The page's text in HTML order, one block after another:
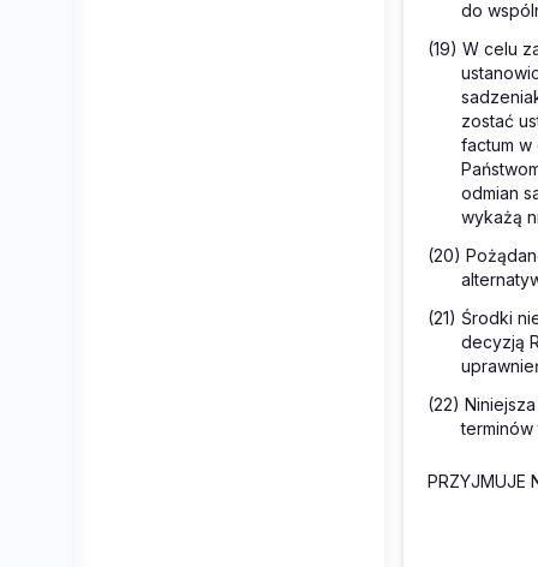
do
(19) W celu
zostać
factum w
odmian
wykażą
(20)
(21) Środki
decyzją
(22)
PRZYJMUJE